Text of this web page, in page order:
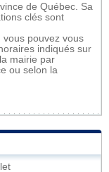
de Québec. Sa
clés sont
vous pouvez vous
indiqués sur
mairie par
ou selon la